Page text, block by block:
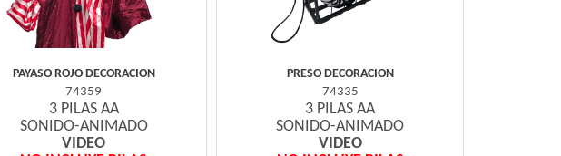
PAYASO ROJO DECORACION
74359
3 PILAS AA
SONIDO-ANIMADO
VIDEO
PRESO DECORACION
74335
3 PILAS AA
SONIDO-ANIMADO
VIDEO